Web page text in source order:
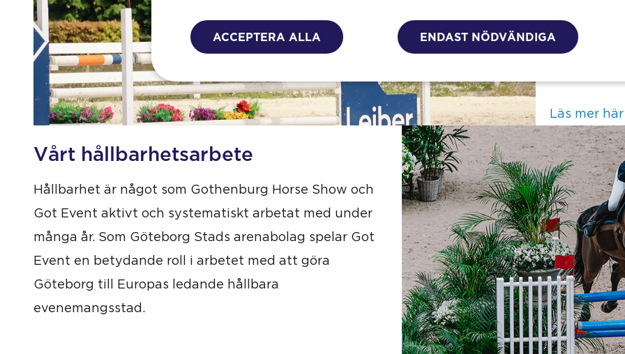
Jag tror att
Läs mer här
Vårt hållbarhetsarbete
Hållbarhet är något som Gothenburg Horse Show och
Got Event aktivt och systematiskt arbetat med under
många år. Som Göteborg Stads arenabolag spelar Got
Event en betydande roll i arbetet med att göra
Göteborg till Europas ledande hållbara
evenemangsstad.
ACCEPTERA ALLA ENDAST NÖDVÄNDIGA